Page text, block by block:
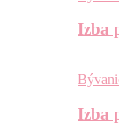
Izba
Izba